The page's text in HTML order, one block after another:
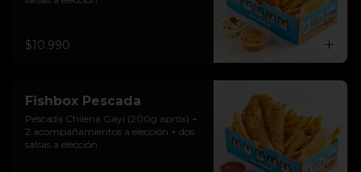
$10.990
Fishbox Pescada
Pescada Chilena Gayi (200g aprox) +
2 acompañamientos a elección + dos
salsas a elección.